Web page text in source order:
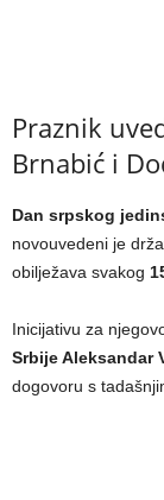
Praznik
Brnabić i
Dan srpskog
novouvedeni je
obilježava svakog
Inicijativu za
Srbije Aleksandar
dogovoru s